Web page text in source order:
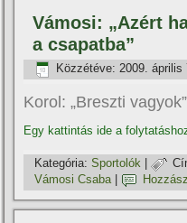
Vámosi: „Azért
a csapatba”
Közzétéve: 2009. április
Korol: „Breszti vagyok”
Egy kattintás ide a
Kategória: Sportolók |
Vámosi Csaba|